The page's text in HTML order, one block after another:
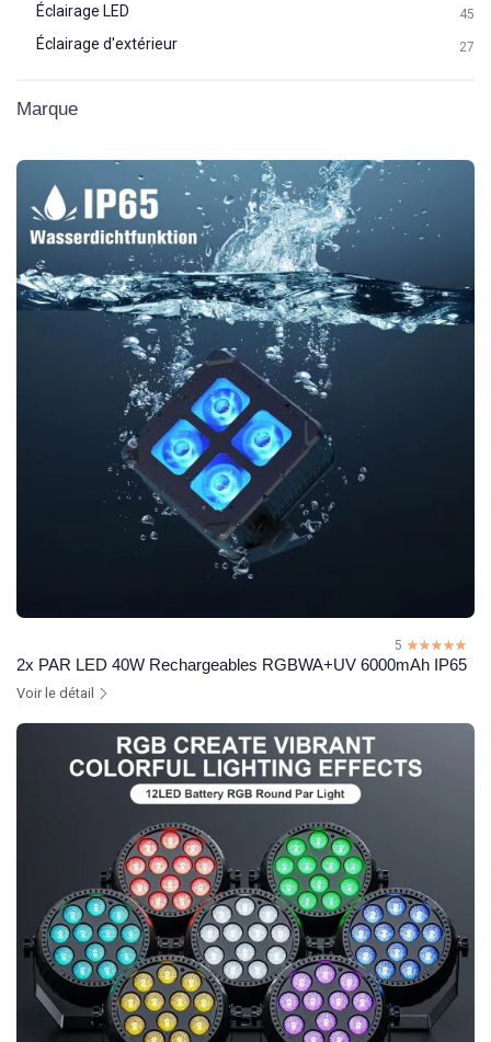
Éclairage LED 45
Éclairage d'extérieur 27
Marque
5 ☆☆☆☆☆
★★★★★
2x PAR LED 40W Rechargeables RGBWA+UV 6000mAh IP65
Voir le détail